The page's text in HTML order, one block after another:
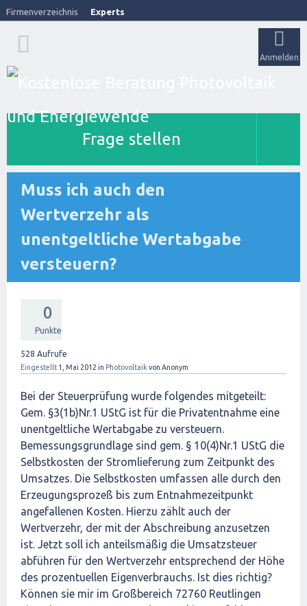
Firmenverzeichnis Experts
Anmelden
Frage stellen
Muss ich auch den
Wertverzehr als
unentgeltliche Wertabgabe
versteuern?
0
Punkte
528 Aufrufe
Eingestellt 1, Mai 2012 in Photovoltaik von Anonym
Bei der Steuerprüfung wurde folgendes mitgeteilt:
Gem. §3(1b)Nr.1 UStG ist für die Privatentnahme eine
unentgeltliche Wertabgabe zu versteuern.
Bemessungsgrundlage sind gem. § 10(4)Nr.1 UStG die
Selbstkosten der Stromlieferung zum Zeitpunkt des
Umsatzes. Die Selbstkosten umfassen alle durch den
Erzeugungsprozeß bis zum Entnahmezeitpunkt
angefallenen Kosten. Hierzu zählt auch der
Wertverzehr, der mit der Abschreibung anzusetzen
ist. Jetzt soll ich anteilsmäßig die Umsatzsteuer
abführen für den Wertverzehr entsprechend der Höhe
des prozentuellen Eigenverbrauchs. Ist dies richtig?
Können sie mir im Großbereich 72760 Reutlingen